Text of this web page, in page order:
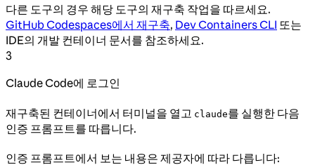
다른 도구의 경우 해당 도구의 재구축 작업을 따르세요.
GitHub Codespaces에서 재구축, Dev Containers CLI 또는
IDE의 개발 컨테이너 문서를 참조하세요.
3
Claude Code에 로그인
재구축된 컨테이너에서 터미널을 열고 claude를 실행한 다음
인증 프롬프트를 따릅니다.
인증 프롬프트에서 보는 내용은 제공자에 따라 다릅니다: